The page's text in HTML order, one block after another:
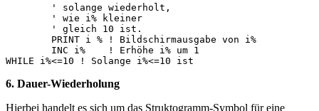
6. Dauer-Wiederholung
Hierbei handelt es sich um das Struktogramm-Symbol für eine